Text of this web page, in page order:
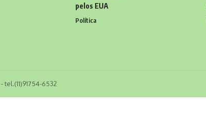
pelos EUA
Política
- tel.(11)91754-6532